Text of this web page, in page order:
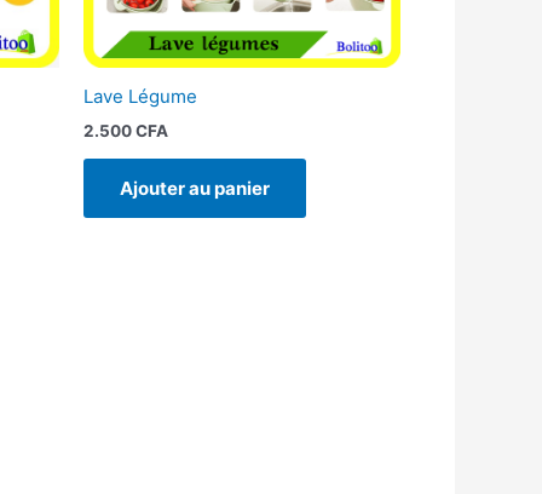
Lave Légume
2.500CFA
Ajouter au panier